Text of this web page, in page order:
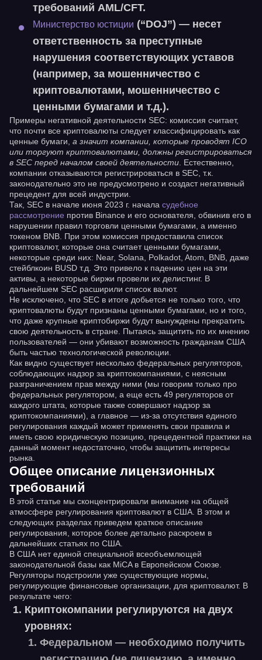
требований AML/CFT.
Министерство юстиции (“DOJ”) — несет
ответственность за преступные
нарушения соответствующих уставов
(например, за мошенничество с
криптовалютами, мошенничество с
ценными бумагами и т.д.).
Примеры негативной деятельности SEC: комиссия считает,
что почти все криптовалюты следует классифицировать как
ценные бумаги, а значит компании, которые проводят ICO
или торгуют криптовалютами, должны регистрироваться
в SEC перед началом своей деятельности . Естественно,
компании отказываются регистрироваться в SEC, т.к.
законодательно это не предусмотрено и создаст негативный
прецедент для всей индустрии.
Так, SEC в начале июня 2023 г. начала судебное
рассмотрение против Binance и его основателя, обвинив его в
нарушении правил торговли ценными бумагами, а именно
токеном BNB. При этом комиссия предоставила список
криптовалют, которые она считает ценными бумагами,
некоторые среди них: Near, Solana, Polkadot, Atom, BNB, даже
стейблкоин BUSD т.д. Это привело к падению цен на эти
активы, а некоторые биржи провели их делистинг. В
дальнейшем SEC расширили список валют.
Не исключено, что SEC в итоге добьется не только того, что
криптовалюты будут признаны ценными бумагами, но и того,
что даже крупные криптобиржи будут вынуждены прекратить
свою деятельность в стране. Пытаясь защитить по их мнению
пользователей — они убивают возможность гражданам США
быть частью технологической революции.
Как видно существует несколько федеральных регуляторов,
соблюдающих надзор за криптокомпаниями, с неясным
разграничением прав между ними (мы говорим только про
федеральных регулятором, а еще есть 49 регуляторов от
каждого штата, которые также совершают надзор за
криптокомпаниями), а главное — из-за отсутствия единого
регулирования каждый может применять свои правила и
иметь свою юридическую позицию, прецедентной практики на
данный момент недостаточно, чтобы защитить интересы
рынка.
Общее описание лицензионных
требований
В этой статье мы сконцентрировали внимание на общей
атмосфере регулирования криптовалют в США. В этом и
следующих разделах приведем краткое описание
регулирования, которое более детально раскроем в
дальнейших статьях по США.
В США нет единой специальной всеобъемлющей
законодательной базы как MiCA в Европейском Союзе.
Регуляторы подстроили уже существующие нормы,
регулирующие финансовые организации, для криптовалют. В
результате чего:
Криптокомпании регулируются на двух
уровнях:
Федеральном — необходимо получить